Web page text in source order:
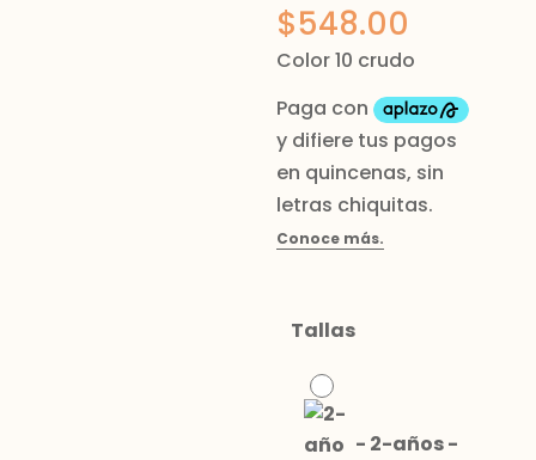
$548.00
Color 10 crudo
Tallas
- 2-años-